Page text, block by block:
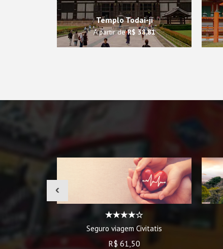
Templo Todai-ji
A partir deR$ 38,81
Seguro viagem Civitatis
R$ 61,50
‹